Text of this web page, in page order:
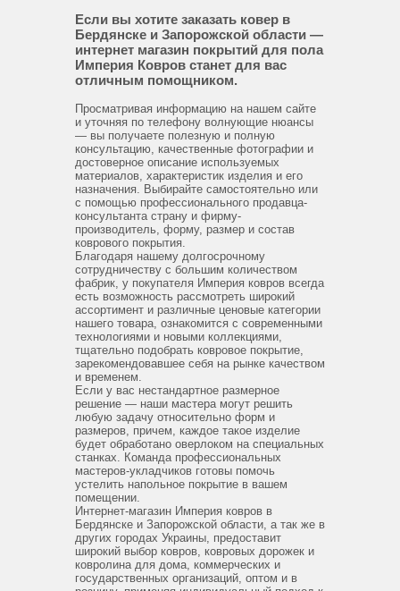
Если вы хотите заказать ковер в
Бердянске и Запорожской области —
интернет магазин покрытий для пола
Империя Ковров станет для вас
отличным помощником.
Просматривая информацию на нашем сайте
и уточняя по телефону волнующие нюансы
— вы получаете полезную и полную
консультацию, качественные фотографии и
достоверное описание используемых
материалов, характеристик изделия и его
назначения. Выбирайте самостоятельно или
с помощью профессионального продавца-
консультанта страну и фирму-
производитель, форму, размер и состав
коврового покрытия.
Благодаря нашему долгосрочному
сотрудничеству с большим количеством
фабрик, у покупателя Империя ковров всегда
есть возможность рассмотреть широкий
ассортимент и различные ценовые категории
нашего товара, ознакомится с современными
технологиями и новыми коллекциями,
тщательно подобрать ковровое покрытие,
зарекомендовавшее себя на рынке качеством
и временем.
Если у вас нестандартное размерное
решение — наши мастера могут решить
любую задачу относительно форм и
размеров, причем, каждое такое изделие
будет обработано оверлоком на специальных
станках. Команда профессиональных
мастеров-укладчиков готовы помочь
устелить напольное покрытие в вашем
помещении.
Интернет-магазин Империя ковров в
Бердянске и Запорожской области, а так же в
других городах Украины, предоставит
широкий выбор ковров, ковровых дорожек и
ковролина для дома, коммерческих и
государственных организаций, оптом и в